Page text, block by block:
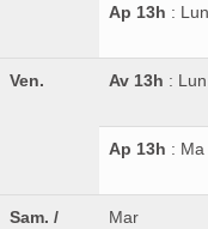
Ap 13h : Lun
Ven. Av 13h : Lun
Ap 13h : Ma
Sam. /
Mar